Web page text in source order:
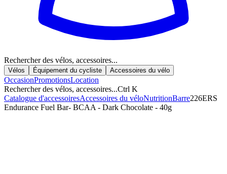
Rechercher des vélos, accessoires...
Vélos Équipement du cycliste Accessoires du vélo
OccasionPromotionsLocation
Rechercher des vélos, accessoires...Ctrl K
Catalogue d'accessoiresAccessoires du véloNutritionBarre226ERS
Endurance Fuel Bar- BCAA - Dark Chocolate - 40g